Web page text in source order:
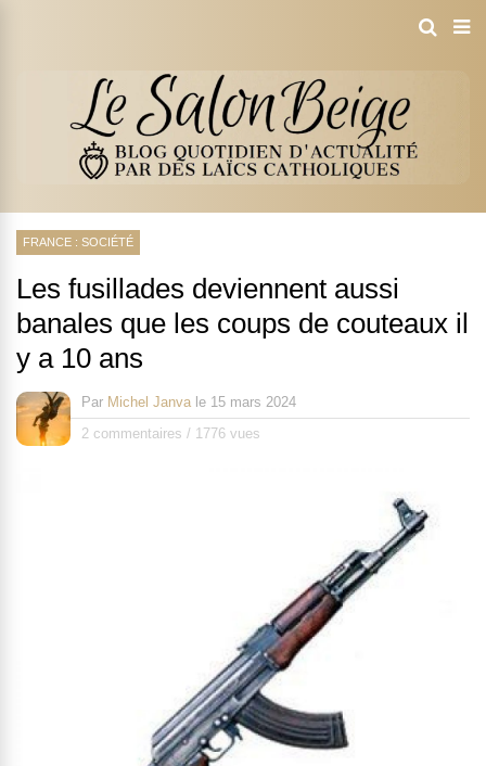
FRANCE : SOCIÉTÉ
Les fusillades deviennent aussi
banales que les coups de couteaux il
y a 10 ans
Par Michel Janva le 15 mars 2024
2 commentaires / 1776 vues